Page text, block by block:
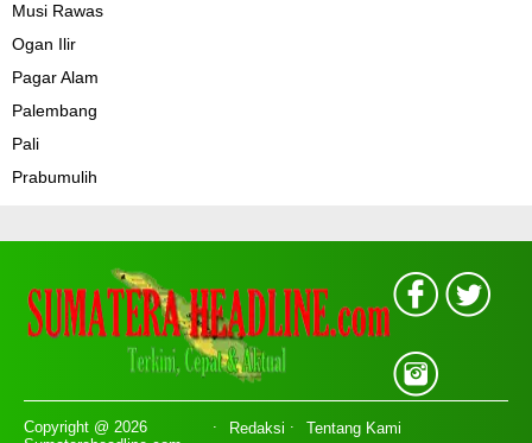
Musi Rawas
Ogan Ilir
Pagar Alam
Palembang
Pali
Prabumulih
Copyright @ 2026
Redaksi Tentang Kami